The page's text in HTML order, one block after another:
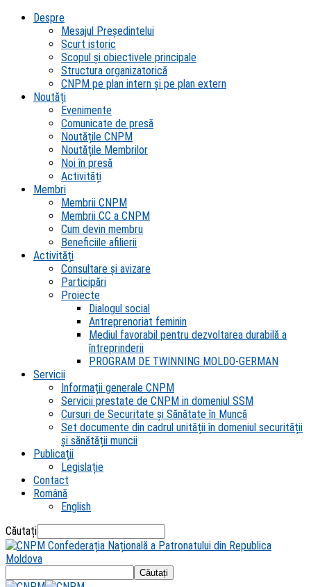
Despre
Mesajul Președintelui
Scurt istoric
Scopul şi obiectivele principale
Structura organizatorică
CNPM pe plan intern şi pe plan extern
Noutăți
Evenimente
Comunicate de presă
Noutățile CNPM
Noutățile Membrilor
Noi în presă
Activități
Membri
Membrii CNPM
Membrii CC a CNPM
Cum devin membru
Beneficiile afilierii
Activități
Consultare și avizare
Participări
Proiecte
Dialogul social
Antreprenoriat feminin
Mediul favorabil pentru dezvoltarea durabilă a
întreprinderii
PROGRAM DE TWINNING MOLDO-GERMAN
Servicii
Informații generale CNPM
Servicii prestate de CNPM in domeniul SSM
Cursuri de Securitate și Sănătate în Muncă
Set documente din cadrul unității în domeniul securității
și sănătății muncii
Publicații
Legislație
Contact
Română
English
Căutați
Confederația Națională a Patronatului din Republica
Moldova